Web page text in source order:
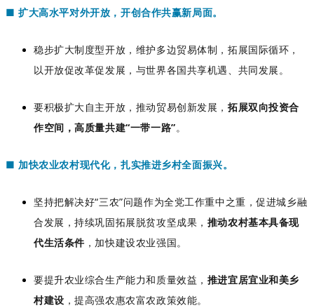
■ 扩大高水平对外开放，开创合作共赢新局面。
稳步扩大制度型开放，维护多边贸易体制，拓展国际循环，
以开放促改革促发展，与世界各国共享机遇、共同发展。
要积极扩大自主开放，推动贸易创新发展， 拓展双向投资合
作空间，高质量共建“一带一路”。
■ 加快农业农村现代化，扎实推进乡村全面振兴。
坚持把解决好“三农”问题作为全党工作重中之重，促进城乡融
合发展，持续巩固拓展脱贫攻坚成果， 推动农村基本具备现
代生活条件 ，加快建设农业强国。
要提升农业综合生产能力和质量效益， 推进宜居宜业和美乡
村建设 ，提高强农惠农富农政策效能。